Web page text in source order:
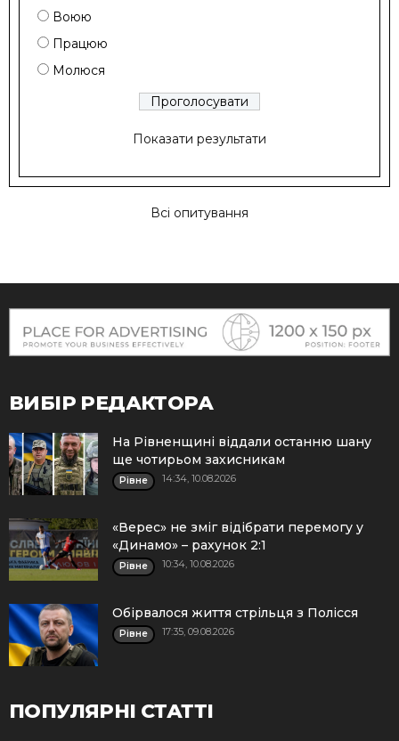
Воюю
Працюю
Молюся
Показати результати
Всі опитування
ВИБІР РЕДАКТОРА
На Рівненщині віддали останню шану
ще чотирьом захисникам
Рівне 14:34, 10.08.2026
«Верес» не зміг відібрати перемогу у
«Динамо» – рахунок 2:1
Рівне 10:34, 10.08.2026
Обірвалося життя стрільця з Полісся
Рівне 17:35, 09.08.2026
ПОПУЛЯРНІ СТАТТІ